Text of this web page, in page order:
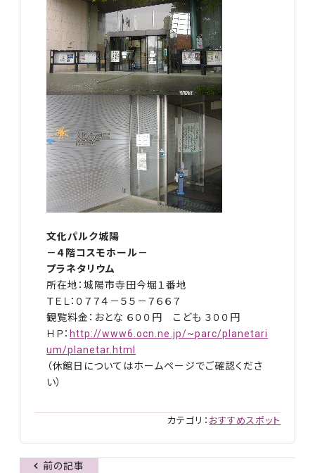
文化パルク城陽
－４階コスモホール－
プラネタリウム
所在地：城陽市寺田今堀１番地
ＴＥＬ：０７７４－５５－７６６７
観覧料金：おとな ６００円 こども ３００円
ＨＰ： http://www6.ocn.ne.jp/~parc/planetari
um/planetar.html
（休館日についてはホームページでご確認くださ
い）
カテゴリ： おすすめスポット
前の記事